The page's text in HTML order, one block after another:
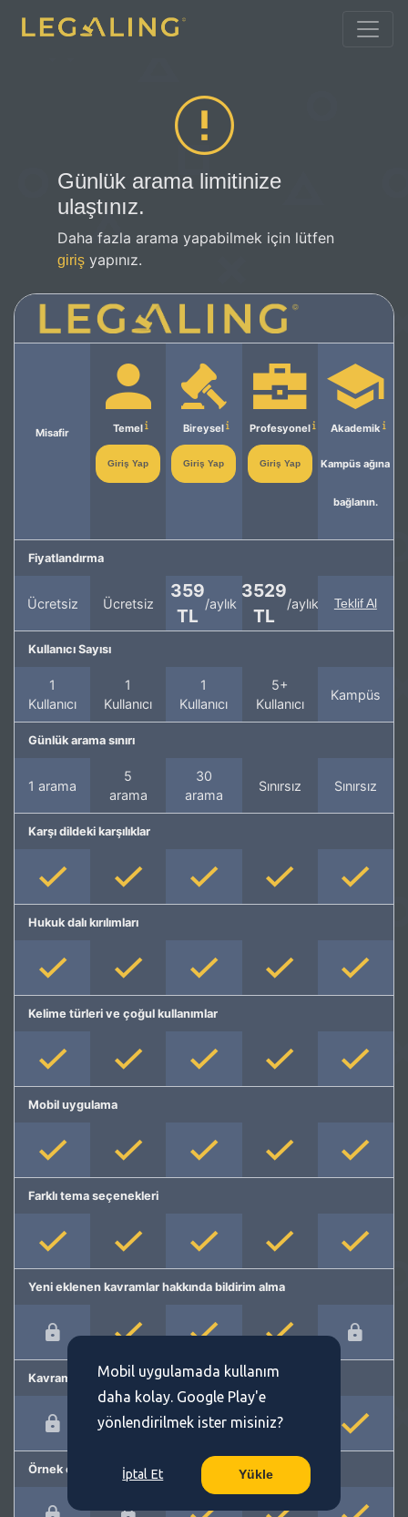
Günlük arama limitinize
ulaştınız.
Daha fazla arama yapabilmek için lütfen
giriş yapınız.
Misafir Temel
Giriş Yap
Bireysel
Giriş Yap
Profesyonel
Giriş Yap
Akademik
Kampüs ağına
bağlanın.
Fiyatlandırma
Ücretsiz Ücretsiz
359
TL
/aylık
3529
TL
/aylık Teklif Al
Kullanıcı Sayısı
1
Kullanıcı
1
Kullanıcı
1
Kullanıcı
5+
Kullanıcı
Kampüs
Günlük arama sınırı
1 arama
5
arama
30
arama
Sınırsız Sınırsız
Karşı dildeki karşılıklar
Hukuk dalı kırılımları
Kelime türleri ve çoğul kullanımlar
Mobil uygulama
Farklı tema seçenekleri
Yeni eklenen kavramlar hakkında bildirim alma
Kavram önerme
Örnek cümleler
Mobil uygulamada kullanım
daha kolay. Google Play'e
yönlendirilmek ister misiniz?
İptal Et Yükle